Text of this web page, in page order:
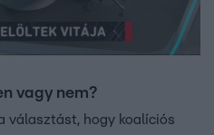
vagy nem?
választást, hogy koalíciós